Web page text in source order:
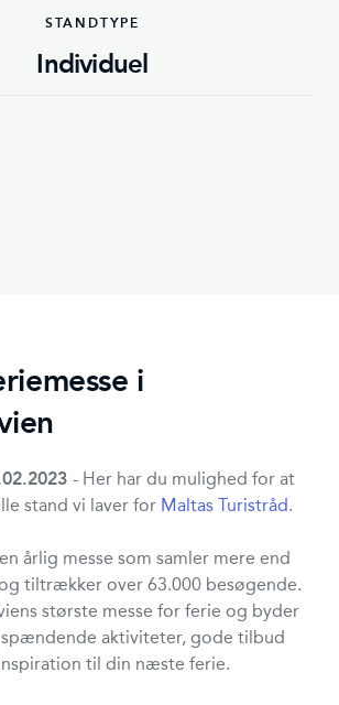
STANDTYPE
Individuel
i
- Her har du mulighed for at
stand vi laver for Maltas Turistråd.
årlig messe som samler mere end
tiltrækker over 63.000 besøgende.
største messe for ferie og byder
aktiviteter, gode tilbud
til din næste ferie.